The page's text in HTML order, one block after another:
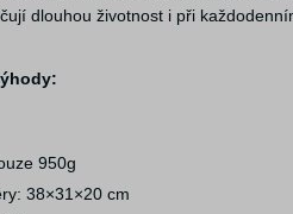
dlouhou životnost i při
950g
38×31×20 cm